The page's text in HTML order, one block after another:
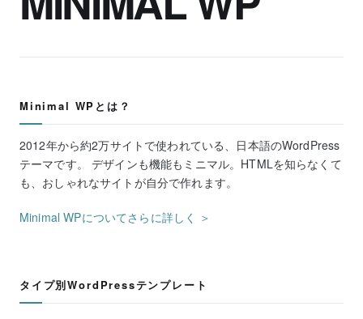
Minimal WPとは？
2012年から約2万サイトで使われている、日本語のWordPress
テーマです。 デザインも機能もミニマル。HTMLを知らなくて
も、おしゃれなサイトが自分で作れます。
Minimal WPについてさらに詳しく ＞
タイプ別WordPressテンプレート